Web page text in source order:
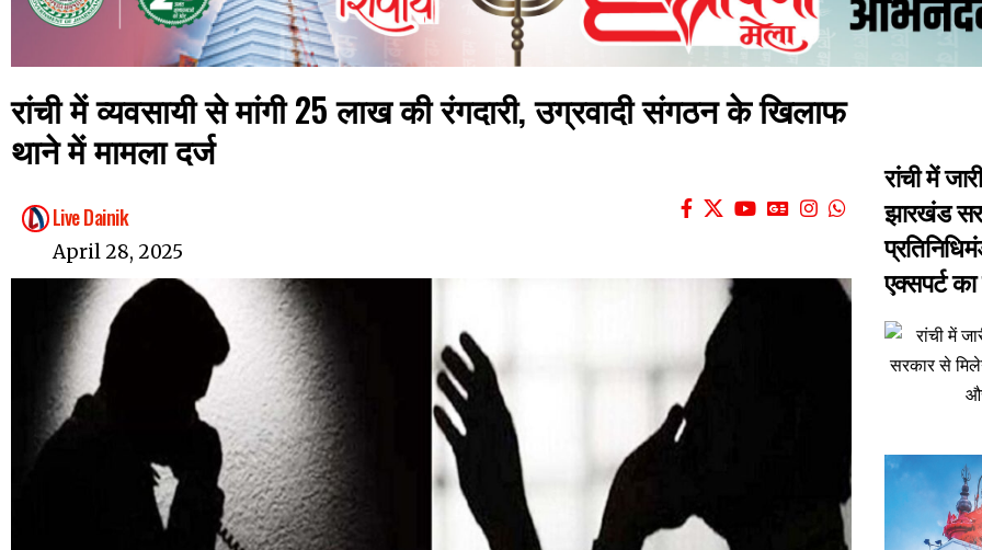
रांची में व्यवसायी से मांगी 25 लाख की रंगदारी, उग्रवादी संगठन के खिलाफ
थाने में मामला दर्ज
Live Dainik
April 28, 2025
रांची में
झारखंड
एक्सपर्ट